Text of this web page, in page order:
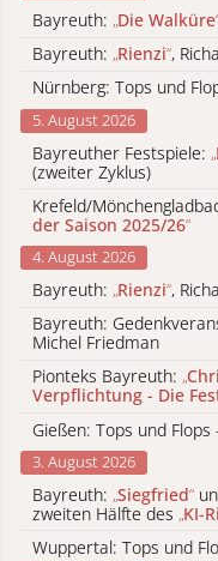
Bayreuth: „Die Walküre
Bayreuth: „Rienzi“,
Nürnberg: Tops und
5. August 2026
Bayreuther Festspiele: „
(zweiter Zyklus)
Krefeld/
der Saison 2025/26“
4. August 2026
Bayreuth: „Rienzi“,
Bayreuth:
Michel Friedman
Pionteks Bayreuth: „
Verpflichtung - Die
Gießen: Tops und Flops
3. August 2026
Bayreuth: „Siegfried“
zweiten Hälfte des „KI-
Wuppertal: Tops und